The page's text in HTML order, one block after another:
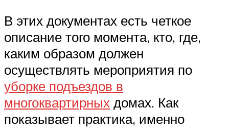
В этих документах есть четкое
описание того момента, кто, где,
каким образом должен
осуществлять мероприятия по
уборке подъездов в
многоквартирных домах. Как
показывает практика, именно